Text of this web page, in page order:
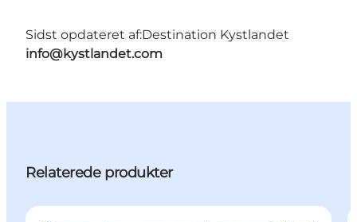
Sidst opdateret af:Destination Kystlandet
info@kystlandet.com
Relaterede produkter